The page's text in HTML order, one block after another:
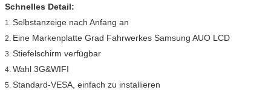
Schnelles Detail:
1. Selbstanzeige nach Anfang an
2. Eine Markenplatte Grad Fahrwerkes Samsung AUO LCD
3. Stiefelschirm verfügbar
4. Wahl 3G&WIFI
5. Standard-VESA, einfach zu installieren